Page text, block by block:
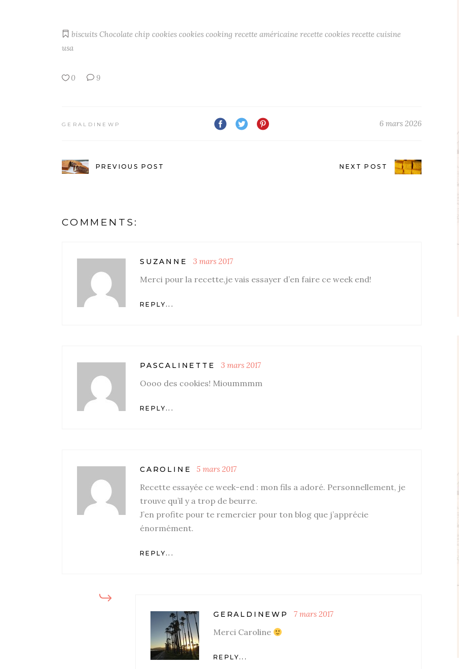
biscuits Chocolate chip cookies cookies cooking recette américaine recette cookies recette cuisine
usa
0 9
GERALDINEWP 6 mars 2026
PREVIOUS POST NEXT POST
COMMENTS:
SUZANNE 3 mars 2017
Merci pour la recette,je vais essayer d’en faire ce week end!
REPLY...
PASCALINETTE 3 mars 2017
Oooo des cookies! Mioummmm
REPLY...
CAROLINE 5 mars 2017
Recette essayée ce week-end : mon fils a adoré. Personnellement, je
trouve qu’il y a trop de beurre.
J’en profite pour te remercier pour ton blog que j’apprécie
énormément.
REPLY...
GERALDINEWP 7 mars 2017
Merci Caroline
REPLY...